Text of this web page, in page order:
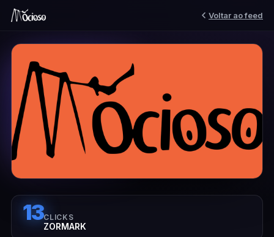
Voltar ao feed
13CLICKS
ZORMARK